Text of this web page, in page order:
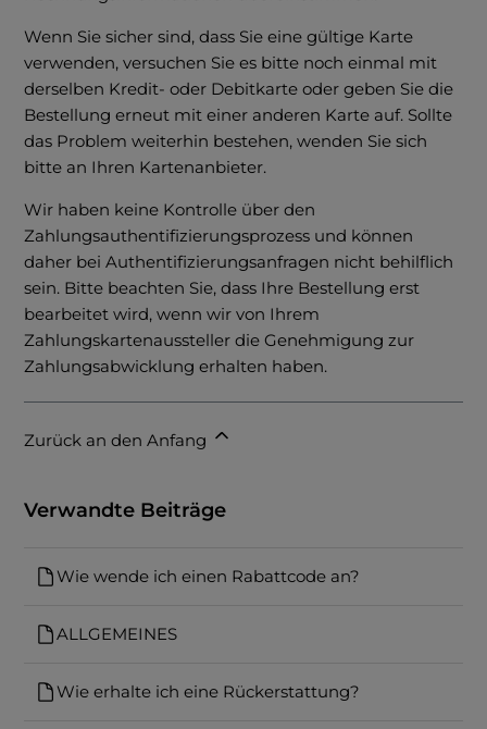
Wenn Sie sicher sind, dass Sie eine gültige Karte
verwenden, versuchen Sie es bitte noch einmal mit
derselben Kredit- oder Debitkarte oder geben Sie die
Bestellung erneut mit einer anderen Karte auf. Sollte
das Problem weiterhin bestehen, wenden Sie sich
bitte an Ihren Kartenanbieter.
Wir haben keine Kontrolle über den
Zahlungsauthentifizierungsprozess und können
daher bei Authentifizierungsanfragen nicht behilflich
sein. Bitte beachten Sie, dass Ihre Bestellung erst
bearbeitet wird, wenn wir von Ihrem
Zahlungskartenaussteller die Genehmigung zur
Zahlungsabwicklung erhalten haben.
Zurück an den Anfang
Verwandte Beiträge
Wie wende ich einen Rabattcode an?
ALLGEMEINES
Wie erhalte ich eine Rückerstattung?